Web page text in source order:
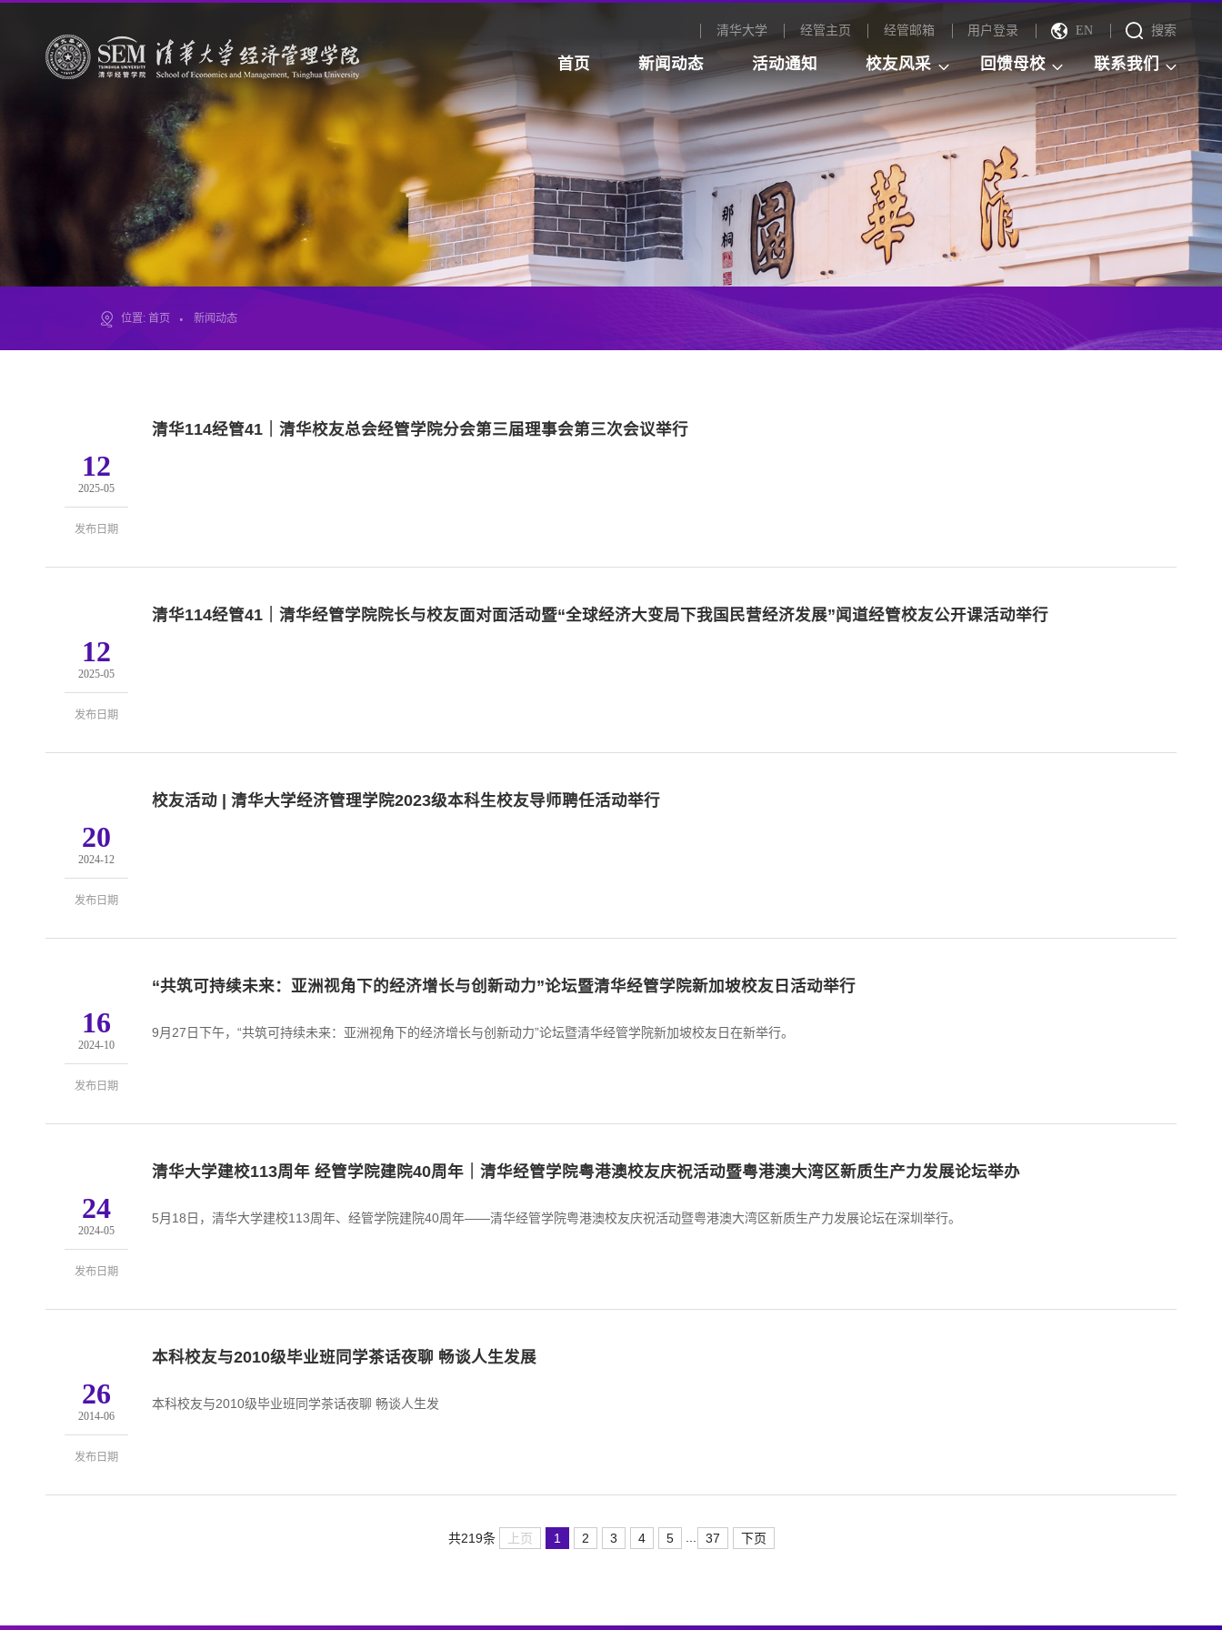
清华大学 经管主页 经管邮箱 用户登录 EN 搜索
首页 新闻动态 活动通知 校友风采 回馈母校 联系我们
位置: 首页 · 新闻动态
12
2025-05
发布日期
清华114经管41｜清华校友总会经管学院分会第三届理事会第三次会议举行
12
2025-05
发布日期
清华114经管41｜清华经管学院院长与校友面对面活动暨“全球经济大变局下我国民营经济发展”闻道经管校友公开课活动举行
20
2024-12
发布日期
校友活动 | 清华大学经济管理学院2023级本科生校友导师聘任活动举行
16
2024-10
发布日期
“共筑可持续未来：亚洲视角下的经济增长与创新动力”论坛暨清华经管学院新加坡校友日活动举行
9月27日下午，“共筑可持续未来：亚洲视角下的经济增长与创新动力”论坛暨清华经管学院新加坡校友日在新举行。
24
2024-05
发布日期
清华大学建校113周年 经管学院建院40周年｜清华经管学院粤港澳校友庆祝活动暨粤港澳大湾区新质生产力发展论坛举办
5月18日，清华大学建校113周年、经管学院建院40周年——清华经管学院粤港澳校友庆祝活动暨粤港澳大湾区新质生产力发展论坛在深圳举行。
26
2014-06
发布日期
本科校友与2010级毕业班同学茶话夜聊 畅谈人生发展
本科校友与2010级毕业班同学茶话夜聊 畅谈人生发
共219条 上页 1 2 3 4 5 37 下页